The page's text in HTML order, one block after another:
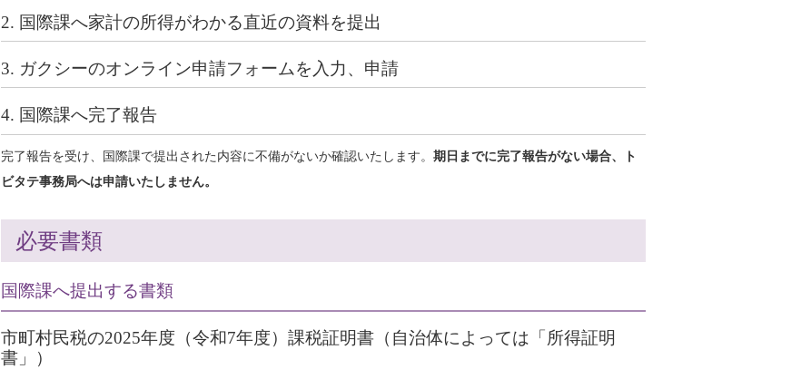
2. 国際課へ家計の所得がわかる直近の資料を提出
3. ガクシーのオンライン申請フォームを入力、申請
4. 国際課へ完了報告
完了報告を受け、国際課で提出された内容に不備がないか確認いたします。 期日までに完了報告がない場合、ト
ビタテ事務局へは申請いたしません。
必要書類
国際課へ提出する書類
市町村民税の2025年度（令和7年度）課税証明書（自治体によっては「所得証明
書」）